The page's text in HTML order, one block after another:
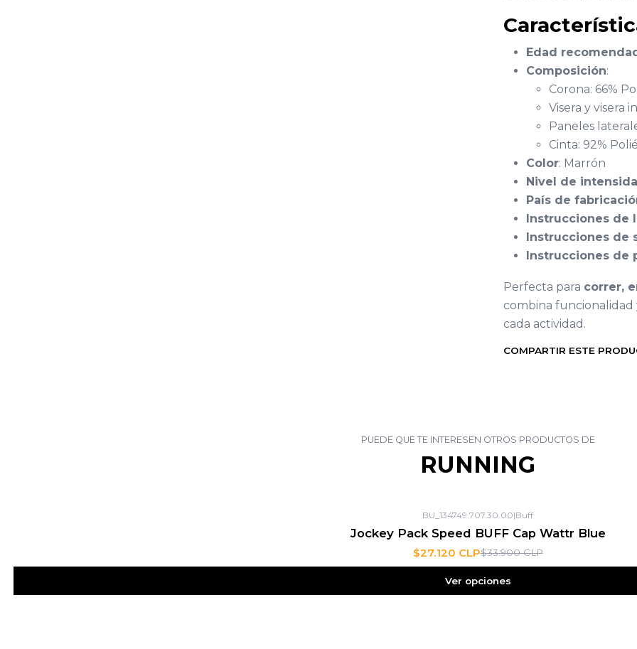
Edad
Composición:
Corona: 66%
Visera y visera
Paneles
Cinta: 92%
Color: Marrón
Nivel de
País de
Instrucciones de
Instrucciones de
Instrucciones de
Perfecta para correr,
combina
cada actividad.
COMPARTIR ESTE
PUEDE QUE TE INTERESEN OTROS PRODUCTOS DE
RUNNING
BU_134749.707.30.00|Buff
Jockey Pack Speed BUFF Cap Wattr Blue
$27.120 CLP$33.900 CLP
Ver opciones